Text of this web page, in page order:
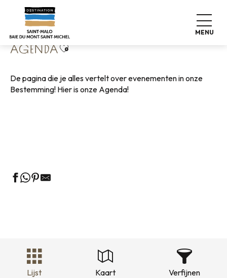
contenu
principal
MENU
Home Wonen zoals thuis
AGENDAAjouter aux favoris
De pagina die je alles vertelt over evenementen in onze
Bestemming! Hier is onze Agenda!
Lijst Kaart Verfijnen